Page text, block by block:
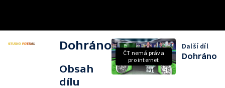
Dohráno
Obsah
dílu
ČT nemá práva
pro internet
Další díl
Dohráno